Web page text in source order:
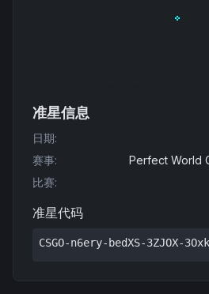
准星信息
日期:
赛事:
Perfect World
比赛:
准星代码
CSGO-n6ery-bedXS-3ZJOX-